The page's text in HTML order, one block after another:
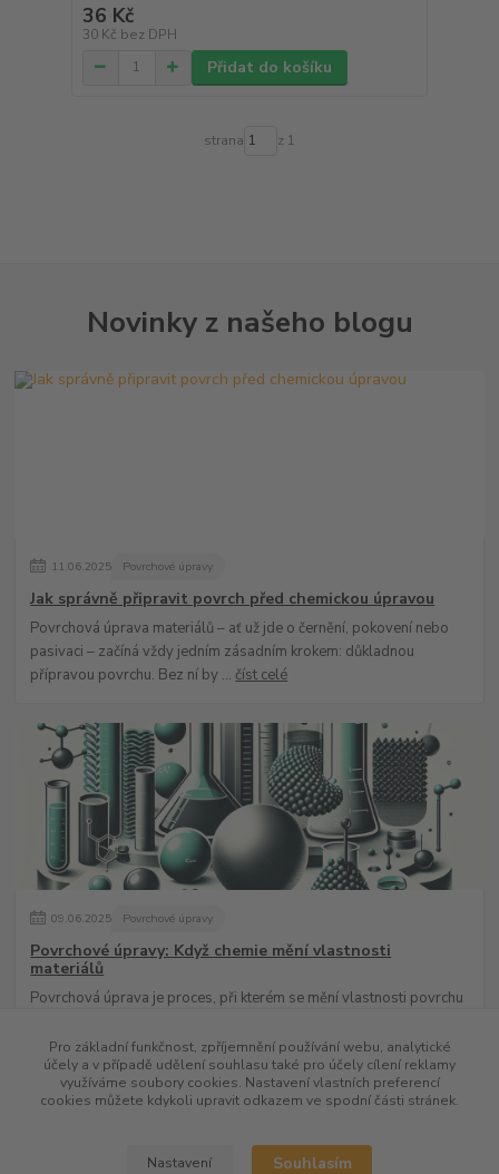
36 Kč
30 Kč bez DPH
Přidat do košíku
strana z 1
Novinky z našeho blogu
11.06.2025 Povrchové úpravy
Jak správně připravit povrch před chemickou úpravou
Povrchová úprava materiálů – ať už jde o černění, pokovení nebo
pasivaci – začíná vždy jedním zásadním krokem: důkladnou
přípravou povrchu. Bez ní by ... číst celé
09.06.2025 Povrchové úpravy
Povrchové úpravy: Když chemie mění vlastnosti
materiálů
Povrchová úprava je proces, při kterém se mění vlastnosti povrchu
průmyslu hraj...číst celé
Pro základní funkčnost, zpříjemnění používání webu, analytické
účely a v případě udělení souhlasu také pro účely cílení reklamy
využíváme soubory cookies. Nastavení vlastních preferencí
cookies můžete kdykoli upravit odkazem ve spodní části stránek.
Nastavení Souhlasím